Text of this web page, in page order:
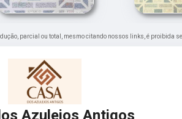
parcial ou total, mesmo citando nossos links, é proibida
Azulejos Antigos